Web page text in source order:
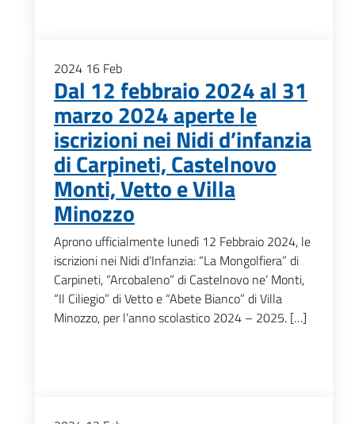
2024 16 Feb
Dal 12 febbraio 2024 al 31
marzo 2024 aperte le
iscrizioni nei Nidi d’infanzia
di Carpineti, Castelnovo
Monti, Vetto e Villa
Minozzo
Aprono ufficialmente lunedì 12 Febbraio 2024, le
iscrizioni nei Nidi d’Infanzia: “La Mongolfiera” di
Carpineti, “Arcobaleno” di Castelnovo ne’ Monti,
“Il Ciliegio” di Vetto e “Abete Bianco” di Villa
Minozzo, per l’anno scolastico 2024 – 2025. […]